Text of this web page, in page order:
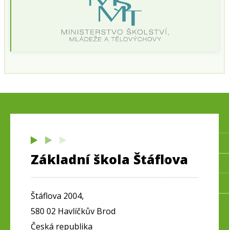
Základní škola Štáflova
Štáflova 2004,
580 02 Havlíčkův Brod
Česká republika